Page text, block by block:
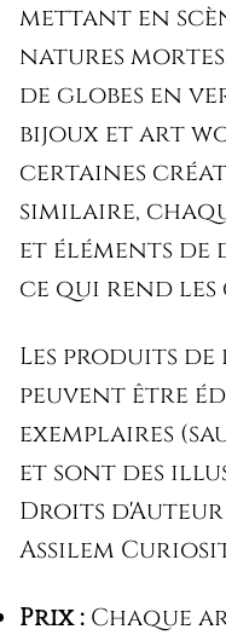
mettant en
natures
de globes en
bijoux et art
certaines
similaire,
et éléments
ce qui rend
Les produits
peuvent être
exemplaires
et sont des
Droits
Assilem
Prix : Chaque